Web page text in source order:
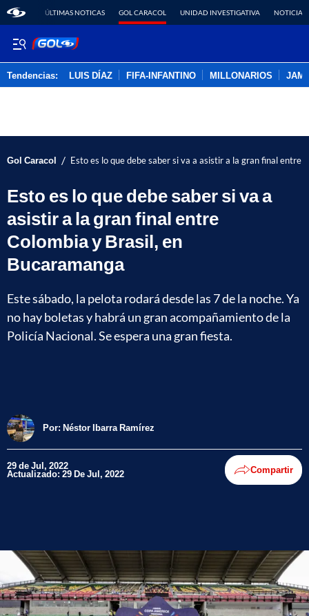
ÚLTIMAS NOTICAS GOL CARACOL UNIDAD INVESTIGATIVA NOTICIAS
Tendencias: LUIS DÍAZ FIFA-INFANTINO MILLONARIOS
Gol Caracol / Esto es lo que debe saber si va a asistir a la gran final entre
Esto es lo que debe saber si va a
asistir a la gran final entre
Colombia y Brasil, en
Bucaramanga
Este sábado, la pelota rodará desde las 7 de la noche. Ya
no hay boletas y habrá un gran acompañamiento de la
Policía Nacional. Se espera una gran fiesta.
Por: Néstor Ibarra Ramírez
29 de Jul, 2022
Actualizado: 29 De Jul, 2022 Compartir